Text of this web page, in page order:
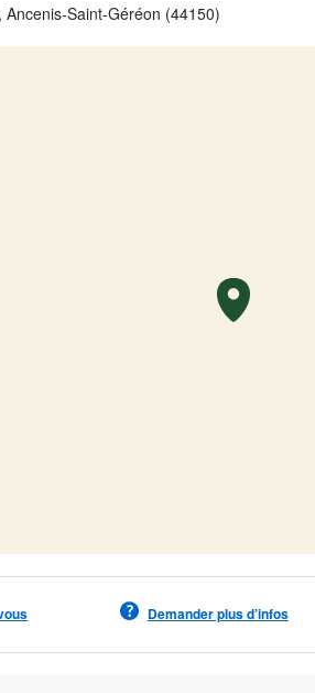
Saint-Géréon (44150)
Demander plus d’infos